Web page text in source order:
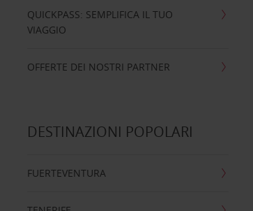
QUICKPASS: SEMPLIFICA IL TUO
VIAGGIO
OFFERTE DEI NOSTRI PARTNER
DESTINAZIONI POPOLARI
FUERTEVENTURA